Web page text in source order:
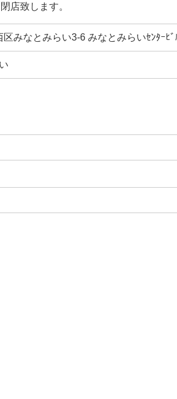
店致します。
みなとみらい3-6 みなとみらいｾﾝﾀｰﾋﾞ